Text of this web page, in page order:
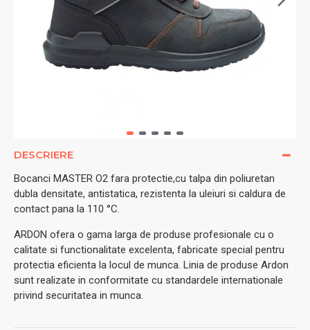
DESCRIERE
Bocanci MASTER O2 fara protectie,cu talpa din poliuretan
dubla densitate, antistatica, rezistenta la uleiuri si caldura de
contact pana la 110 °C.
ARDON ofera o gama larga de produse profesionale cu o
calitate si functionalitate excelenta, fabricate special pentru
protectia eficienta la locul de munca. Linia de produse Ardon
sunt realizate in conformitate cu standardele internationale
privind securitatea in munca.